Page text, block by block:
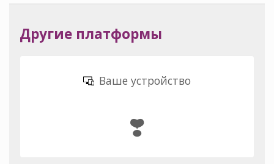
Другие платформы
Ваше устройство
❣️